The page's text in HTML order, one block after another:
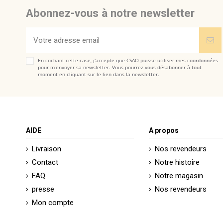
Abonnez-vous à notre newsletter
En cochant cette case, j'accepte que CSAO puisse utiliser mes coordonnées
pour m’envoyer sa newsletter. Vous pourrez vous désabonner à tout
moment en cliquant sur le lien dans la newsletter.
AIDE
Livraison
Contact
FAQ
presse
Mon compte
A propos
Nos revendeurs
Notre histoire
Notre magasin
Nos revendeurs